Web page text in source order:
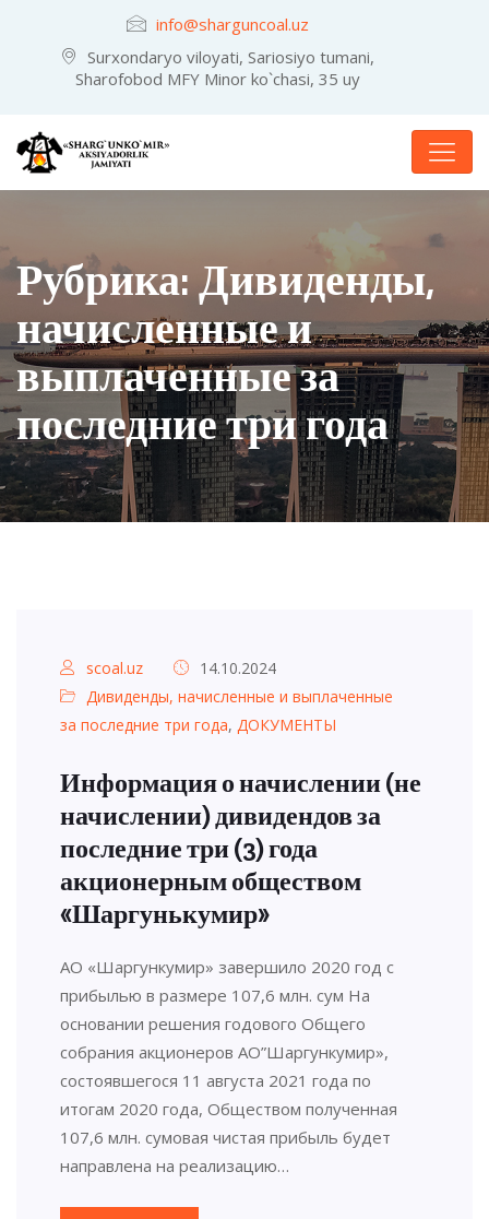
info@sharguncoal.uz
Surxondaryo viloyati, Sariosiyo tumani,
Sharofobod MFY Minor ko`chasi, 35 uy
Рубрика: Дивиденды,
начисленные и
выплаченные за
последние три года
scoal.uz
14.10.2024
Дивиденды, начисленные и выплаченные
за последние три года, ДОКУМЕНТЫ
Информация о начислении (не
начислении) дивидендов за
последние три (3) года
акционерным обществом
«Шаргунькумир»
АО «Шаргункумир» завершило 2020 год с
прибылью в размере 107,6 млн. сум На
основании решения годового Общего
собрания акционеров АО”Шаргункумир»,
состоявшегося 11 августа 2021 года по
итогам 2020 года, Обществом полученная
107,6 млн. сумовая чистая прибыль будет
направлена на реализацию…